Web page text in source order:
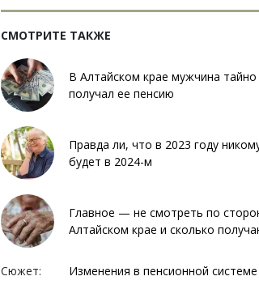
СМОТРИТЕ ТАКЖЕ
В Алтайском крае мужчина
получал ее пенсию
Правда ли, что в 2023 году
будет в 2024-м
Главное — не смотреть по
Алтайском крае и сколько
Сюжет: Изменения в пенсионной системе